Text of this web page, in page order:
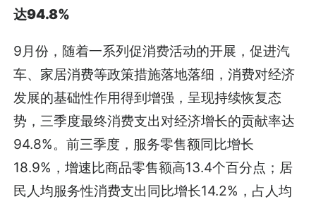
达94.8%
9月份，随着一系列促消费活动的开展，促进汽
车、家居消费等政策措施落地落细，消费对经济
发展的基础性作用得到增强，呈现持续恢复态
势，三季度最终消费支出对经济增长的贡献率达
94.8%。前三季度，服务零售额同比增长
18.9%，增速比商品零售额高13.4个百分点；居
民人均服务性消费支出同比增长14.2%，占人均